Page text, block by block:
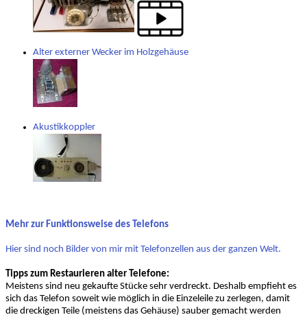
Alter externer Wecker im Holzgehäuse
Akustikkoppler
Mehr zur Funktionsweise des Telefons
Hier sind noch Bilder von mir mit Telefonzellen aus der ganzen Welt.
Tipps zum Restaurieren alter Telefone:
Meistens sind neu gekaufte Stücke sehr verdreckt. Deshalb empfieht es
sich das Telefon soweit wie möglich in die Einzeleile zu zerlegen, damit
die dreckigen Teile (meistens das Gehäuse) sauber gemacht werden